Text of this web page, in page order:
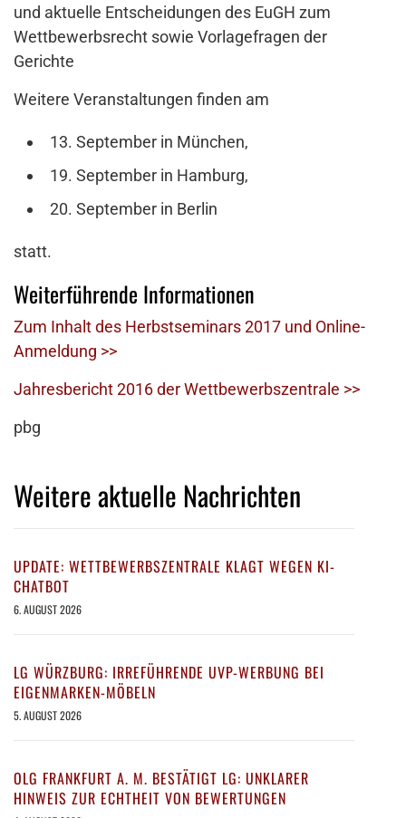
und aktuelle Entscheidungen des EuGH zum
Wettbewerbsrecht sowie Vorlagefragen der
Gerichte
Weitere Veranstaltungen finden am
13. September in München,
19. September in Hamburg,
20. September in Berlin
statt.
Weiterführende Informationen
Zum Inhalt des Herbstseminars 2017 und Online-
Anmeldung >>
Jahresbericht 2016 der Wettbewerbszentrale >>
pbg
Weitere aktuelle Nachrichten
UPDATE: WETTBEWERBSZENTRALE KLAGT WEGEN KI-
CHATBOT
6. AUGUST 2026
LG WÜRZBURG: IRREFÜHRENDE UVP-WERBUNG BEI
EIGENMARKEN-MÖBELN
5. AUGUST 2026
OLG FRANKFURT A. M. BESTÄTIGT LG: UNKLARER
HINWEIS ZUR ECHTHEIT VON BEWERTUNGEN